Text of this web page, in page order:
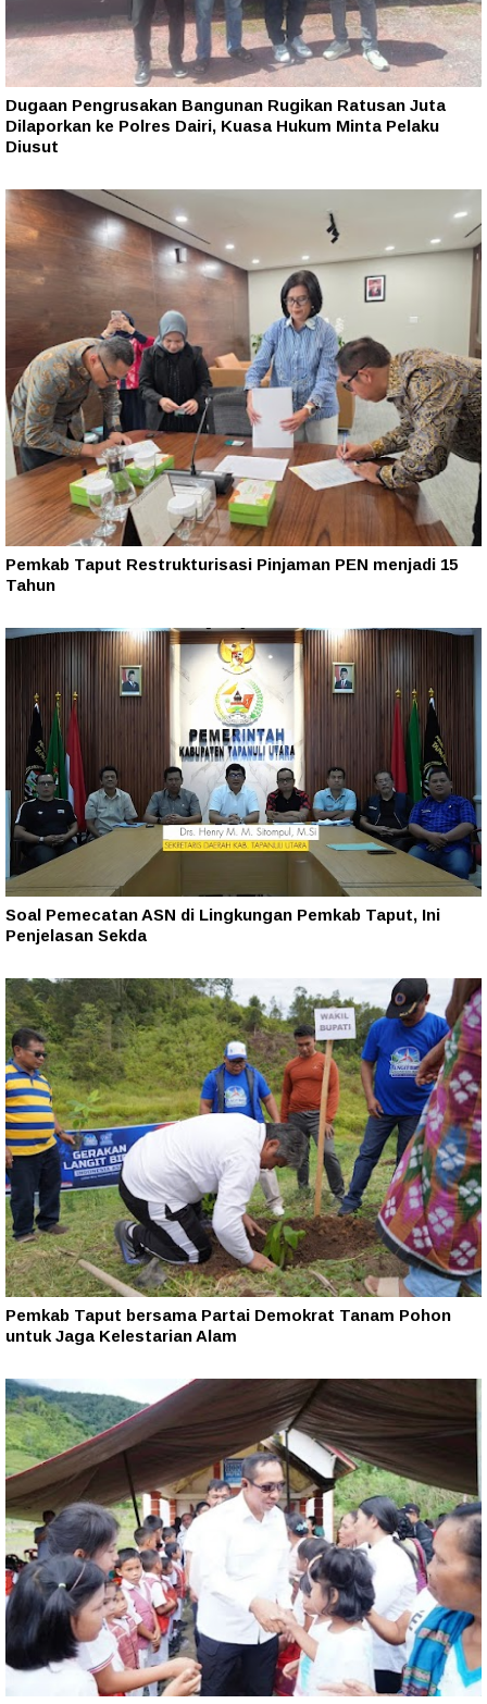
Dugaan Pengrusakan Bangunan Rugikan Ratusan Juta
Dilaporkan ke Polres Dairi, Kuasa Hukum Minta Pelaku
Diusut
Pemkab Taput Restrukturisasi Pinjaman PEN menjadi 15
Tahun‎
Soal Pemecatan ASN di Lingkungan Pemkab Taput, Ini
Penjelasan Sekda
Pemkab Taput bersama Partai Demokrat Tanam Pohon
untuk Jaga Kelestarian Alam